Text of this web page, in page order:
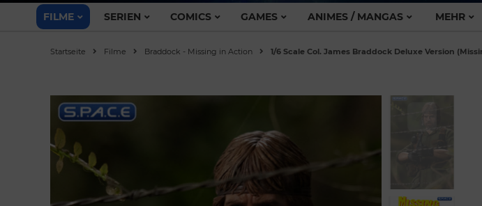
FILME SERIEN COMICS GAMES ANIMES / MANGAS MEHR
Startseite Filme Braddock - Missing in Action 1/6 Scale Col. James Braddock Deluxe Version